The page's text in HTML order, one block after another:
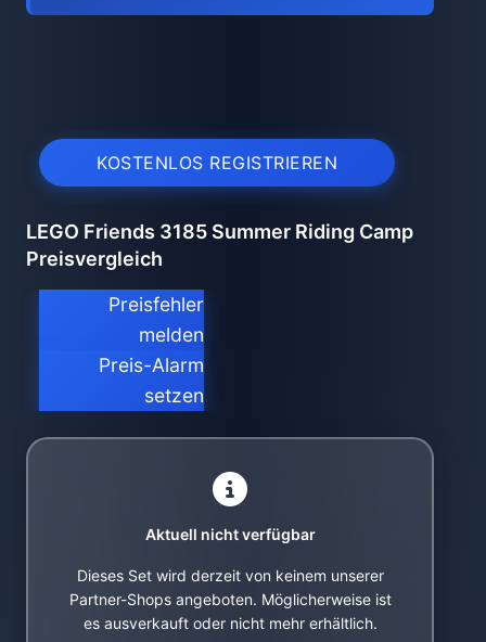
KOSTENLOS REGISTRIEREN
LEGO Friends 3185 Summer Riding Camp
Preisvergleich
Preisfehler
melden
Preis-Alarm
setzen
Aktuell nicht verfügbar
Dieses Set wird derzeit von keinem unserer
Partner-Shops angeboten. Möglicherweise ist
es ausverkauft oder nicht mehr erhältlich.